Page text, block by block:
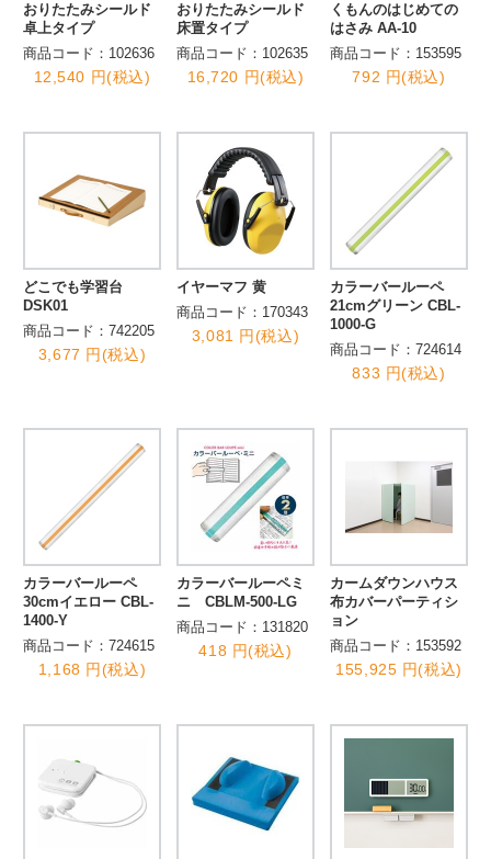
おりたたみシールド
卓上タイプ
商品コード：102636
12,540 円(税込)
おりたたみシールド
床置タイプ
商品コード：102635
16,720 円(税込)
くもんのはじめての
はさみ AA-10
商品コード：153595
792 円(税込)
どこでも学習台
DSK01
商品コード：742205
3,677 円(税込)
イヤーマフ 黄
商品コード：170343
3,081 円(税込)
カラーバールーペ
21cmグリーン CBL-
1000-G
商品コード：724614
833 円(税込)
カラーバールーペ
30cmイエロー CBL-
1400-Y
商品コード：724615
1,168 円(税込)
カラーバールーペミ
ニ CBLM-500-LG
商品コード：131820
418 円(税込)
カームダウンハウス
布カバーパーティシ
ョン
商品コード：153592
155,925 円(税込)